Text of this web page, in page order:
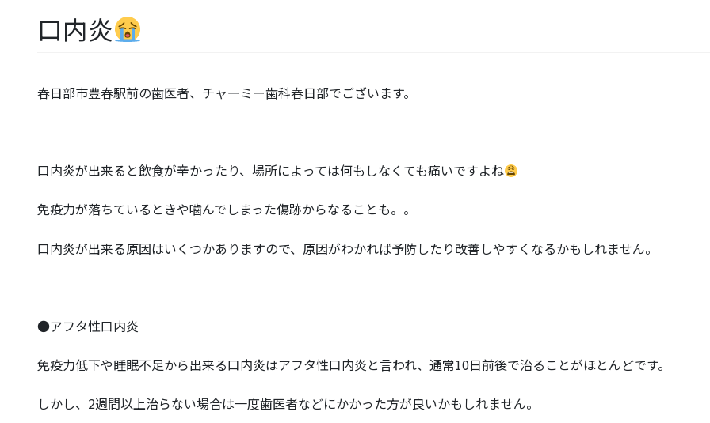
口内炎
春日部市豊春駅前の歯医者、チャーミー歯科春日部でございます。
口内炎が出来ると飲食が辛かったり、場所によっては何もしなくても痛いですよね
免疫力が落ちているときや噛んでしまった傷跡からなることも。。
口内炎が出来る原因はいくつかありますので、原因がわかれば予防したり改善しやすくなるかもしれません。
●アフタ性口内炎
免疫力低下や睡眠不足から出来る口内炎はアフタ性口内炎と言われ、通常10日前後で治ることがほとんどです。
しかし、2週間以上治らない場合は一度歯医者などにかかった方が良いかもしれません。